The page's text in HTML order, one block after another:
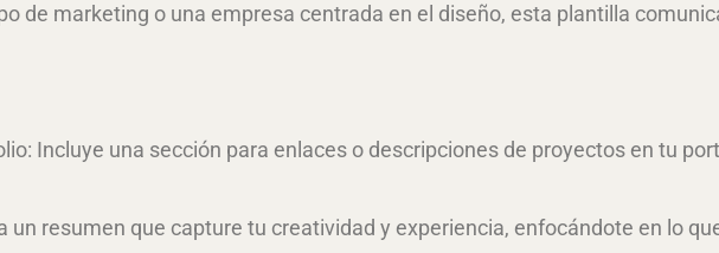
de marketing o una empresa centrada en el diseño, esta plantilla
Incluye una sección para enlaces o descripciones de proyectos en tu
un resumen que capture tu creatividad y experiencia, enfocándote en lo